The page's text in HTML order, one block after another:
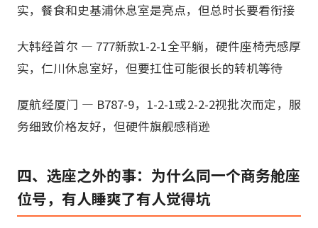
实，餐食和史基浦休息室是亮点，但总时长要看衔接
大韩经首尔 — 777新款1-2-1全平躺，硬件座椅壳感厚
实，仁川休息室好，但要扛住可能很长的转机等待
厦航经厦门 — B787-9，1-2-1或2-2-2视批次而定，服
务细致价格友好，但硬件旗舰感稍逊
四、选座之外的事：为什么同一个商务舱座
位号，有人睡爽了有人觉得坑